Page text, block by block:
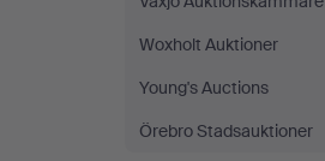
Woxholt Auktioner
Young's Auctions
Örebro Stadsauktioner